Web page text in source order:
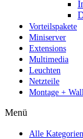
Vorteilspakete
Miniserver
Extensions
Multimedia
Leuchten
Netzteile
Montage +
Menü
Alle Kategorien